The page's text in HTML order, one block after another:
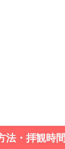
法・拝観時間